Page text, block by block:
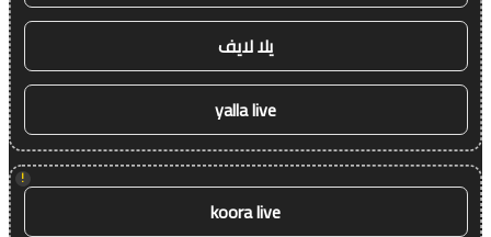
يلا لايف
yalla live
!
koora live